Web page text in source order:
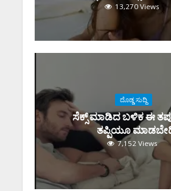
13,270 Views
ದೊಡ್ಡ ಸುದ್ದಿ
ಸೆಕ್ಸ್‌ ಮಾಡಿದ ಬಳಿಕ ಈ
ತಪ್ಪಿಯೂ
7,152 Views